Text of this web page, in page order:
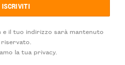
e il tuo indirizzo sarà mantenuto
riservato.
la tua privacy.